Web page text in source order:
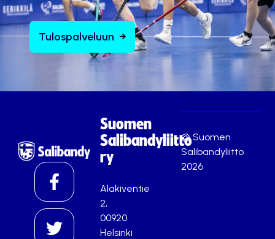
Tulospalveluun
Suomen
Salibandyliitto
ry
Alakiventie
2,
00920
Helsinki
© Suomen
Salibandyliitto
2026